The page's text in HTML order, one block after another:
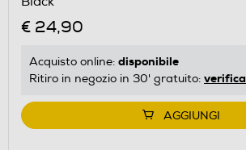
€ 24,90
Acquisto online: disponibile
Ritiro in negozio in 30' gratuito: verifica
AGGIUNGI